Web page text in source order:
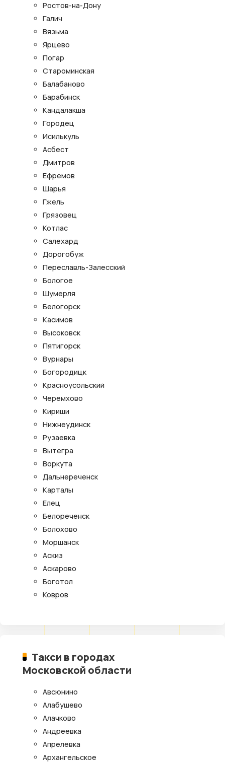
Ростов-на-Дону
Галич
Вязьма
Ярцево
Погар
Староминская
Балабаново
Барабинск
Кандалакша
Городец
Исилькуль
Асбест
Дмитров
Ефремов
Шарья
Гжель
Грязовец
Котлас
Салехард
Дорогобуж
Переславль-Залесский
Бологое
Шумерля
Белогорск
Касимов
Высоковск
Пятигорск
Вурнары
Богородицк
Красноусольский
Черемхово
Кириши
Нижнеудинск
Рузаевка
Вытегра
Воркута
Дальнереченск
Карталы
Елец
Белореченск
Болохово
Моршанск
Аскиз
Аскарово
Боготол
Ковров
Такси в городах
Московской области
Авсюнино
Алабушево
Алачково
Андреевка
Апрелевка
Архангельское